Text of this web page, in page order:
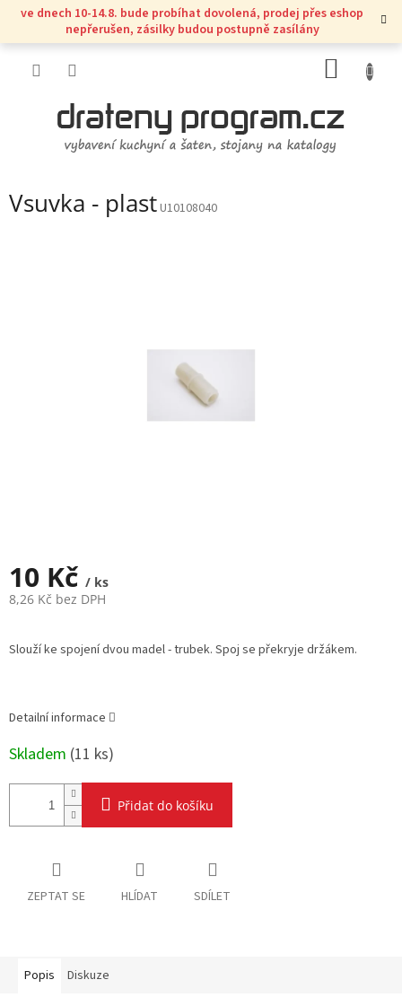
Přejít
obsah
ve dnech 10-14.8. bude probíhat dovolená, prodej přes eshop
nepřerušen, zásilky budou postupně zasílány
KOŠÍK
Vsuvka - plastU10108040
10 Kč / ks
8,26 Kč bez DPH
cena:
Slouží ke spojení dvou madel - trubek. Spoj se překryje držákem.
Detailní informace
Skladem (11 ks)
Přidat do košíku
ZEPTAT SE HLÍDAT SDÍLET
Popis Diskuze